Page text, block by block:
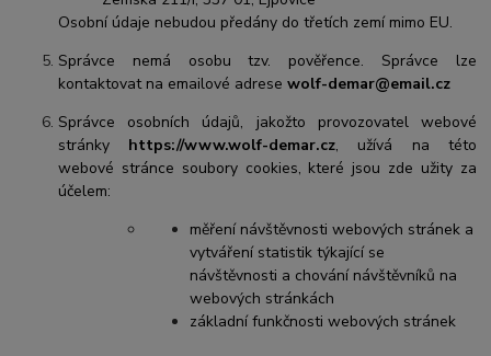
Osobní údaje nebudou předány do třetích zemí mimo EU.
Správce nemá osobu tzv. pověřence. Správce lze
kontaktovat na emailové adresewolf-demar@email.cz
Správce osobních údajů, jakožto provozovatel webové
stránky https://www.wolf-demar.cz, užívá na této
webové stránce soubory cookies, které jsou zde užity za
účelem:
měření návštěvnosti webových stránek a
vytváření statistik týkající se
návštěvnosti a chování návštěvníků na
webových stránkách
základní funkčnosti webových stránek